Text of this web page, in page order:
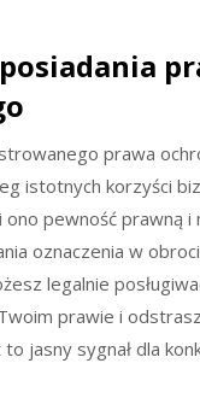
prawa
istotnych korzyści
pewność prawną i
oznaczenia w
legalnie
prawie i
jasny sygnał dla